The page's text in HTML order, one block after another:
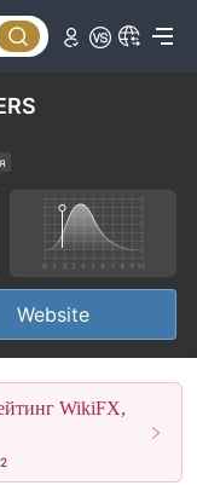
Website
WikiFX,
2